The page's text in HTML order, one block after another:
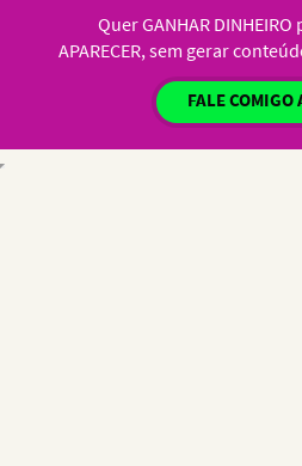
Quer GANHAR
APARECER, sem gerar
FALE COMIGO